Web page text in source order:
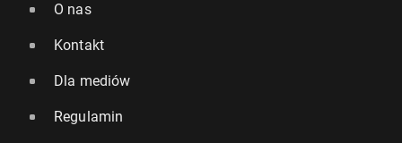
O nas
Kontakt
Dla mediów
Regulamin